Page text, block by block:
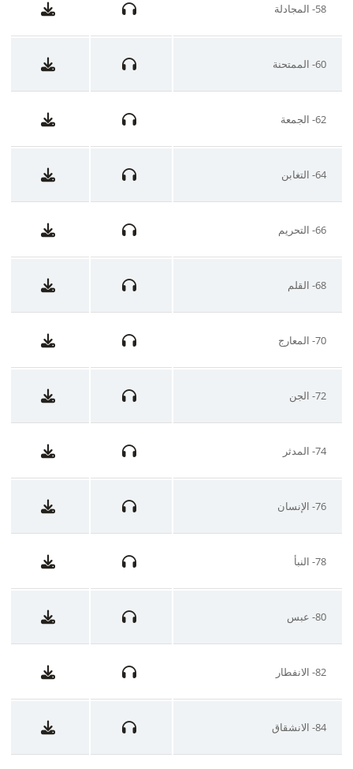
58- المجادلة
60- الممتحنة
62- الجمعة
64- التغابن
66- التحريم
68- القلم
70- المعارج
72- الجن
74- المدثر
76- الإنسان
78- النبأ
80- عبس
82- الانفطار
84- الانشقاق